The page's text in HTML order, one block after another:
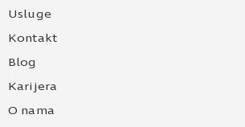
Usluge
Kontakt
Blog
Karijera
O nama